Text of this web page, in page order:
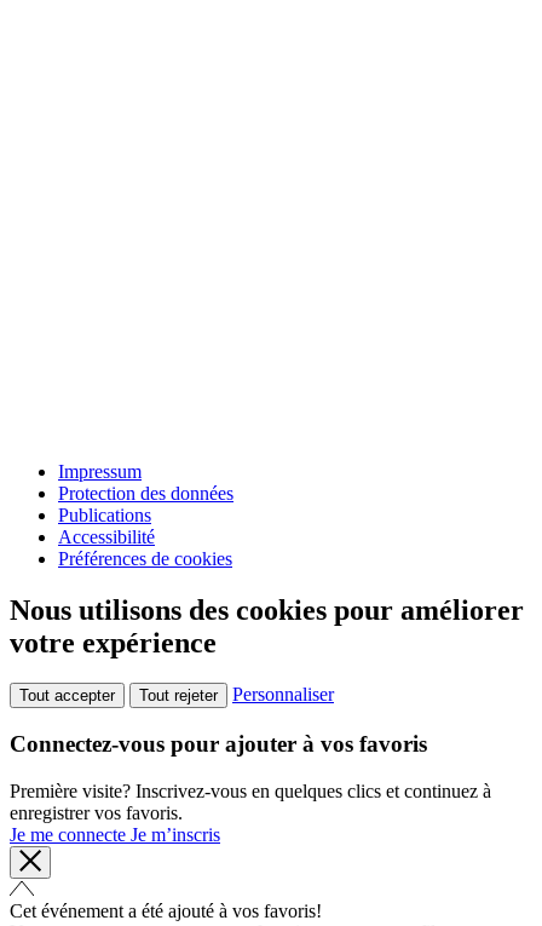
Impressum
Protection des données
Publications
Accessibilité
Préférences de cookies
Nous utilisons des cookies pour améliorer
votre expérience
Tout accepter Tout rejeter Personnaliser
Connectez-vous pour ajouter à vos favoris
Première visite? Inscrivez-vous en quelques clics et continuez à
enregistrer vos favoris.
Je me connecte Je m’inscris
Cet événement a été ajouté à vos favoris!